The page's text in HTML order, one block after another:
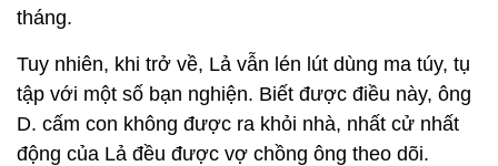
tháng.
Tuy nhiên, khi trở về, Lả vẫn lén lút dùng ma túy, tụ
tập với một số bạn nghiện. Biết được điều này, ông
D. cấm con không được ra khỏi nhà, nhất cử nhất
động của Lả đều được vợ chồng ông theo dõi.